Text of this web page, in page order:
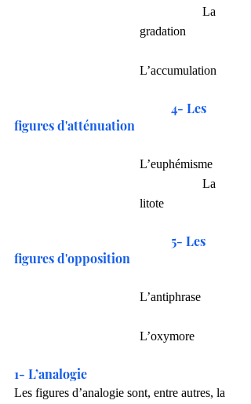
gradation
L’accumulation
4- Les
figures d'atténuation
L’euphémisme
litote
5- Les
figures d'opposition
L’antiphrase
L’oxymore
1- L’analogie
Les figures d’analogie sont, entre autres, la